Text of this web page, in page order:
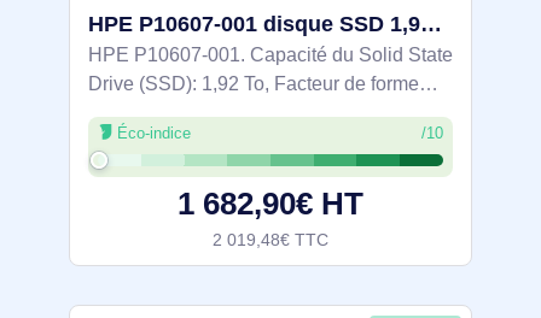
HPE P10607-001 disque SSD 1,92 To 2.5" SAS
HPE P10607-001. Capacité du Solid State
Drive (SSD): 1,92 To, Facteur de forme
SSD: 2.5", Taux de transfert des données:
12 Gbit/s, composant pour:
Serveur/Station de travail
Éco-indice /10
1 682,90€ HT
2 019,48€ TTC